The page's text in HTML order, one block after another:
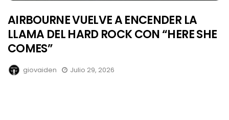
AIRBOURNE VUELVE A ENCENDER LA
LLAMA DEL HARD ROCK CON “HERE SHE
COMES”
giovaiden Julio 29, 2026